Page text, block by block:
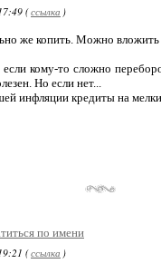
(ссылка )
же копить. Можно
если кому-то сложно
Но если нет...
инфляции кредиты на
по имени
(ссылка )